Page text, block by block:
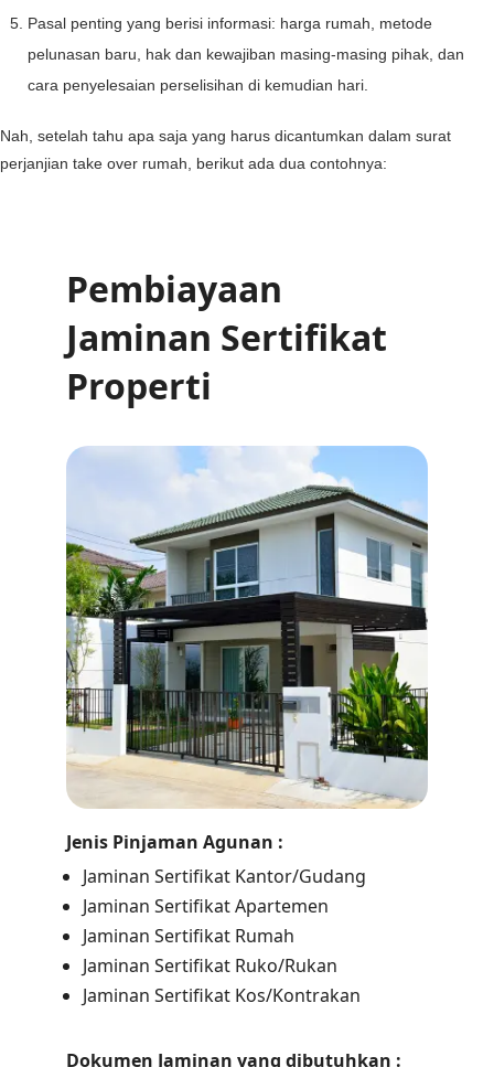
Pasal penting yang berisi informasi: harga rumah, metode
pelunasan baru, hak dan kewajiban masing-masing pihak, dan
cara penyelesaian perselisihan di kemudian hari.
Nah, setelah tahu apa saja yang harus dicantumkan dalam surat
perjanjian take over rumah, berikut ada dua contohnya: